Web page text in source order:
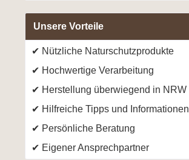
Unsere Vorteile
Nützliche Naturschutzprodukte
Hochwertige Verarbeitung
Herstellung überwiegend in NRW
Hilfreiche Tipps und Informationen
Persönliche Beratung
Eigener Ansprechpartner